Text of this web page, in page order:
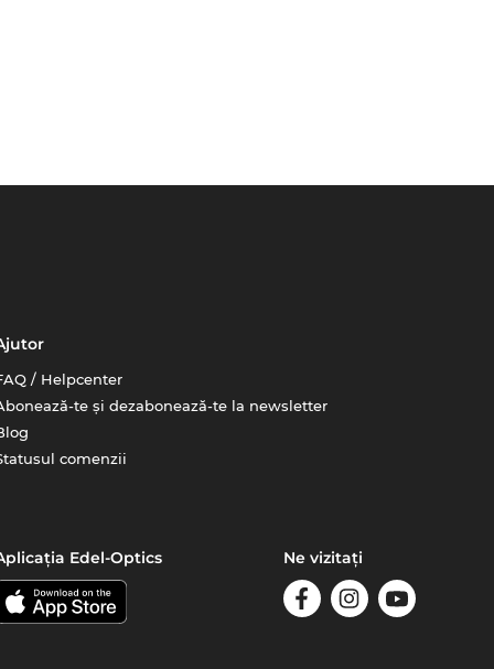
/ Helpcenter
te și dezabonează-te la newsletter
comenzii
Edel-Optics Ne vizitați